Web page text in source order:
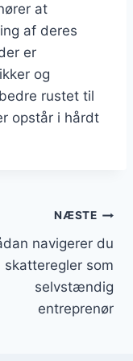
at
af deres
er
og
rustet til
opstår i hårdt
NÆSTE
navigerer du
skatteregler som
selvstændig
entreprenør